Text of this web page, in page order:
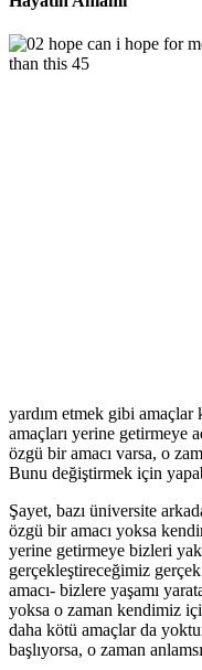
yardım etmek gibi amaçlar
amaçları yerine getirmeye
özgü bir amacı varsa, o
Bunu değiştirmek için
Şayet, bazı üniversite
özgü bir amacı yoksa
yerine getirmeye bizleri
gerçekleştireceğimiz
amacı- bizlere yaşamı
yoksa o zaman kendimiz
daha kötü amaçlar da
başlıyorsa, o zaman